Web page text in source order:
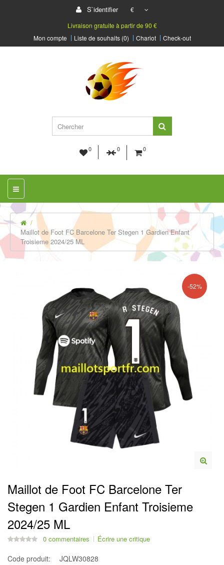
S`identifier
€
Livraison gratuite à partir de 90 €
Mon compte
Liste de souhaits (0) Chariot Check-out
0 0 0
Maillot de Foot FC Barcelone Ter Stegen 1 Gardien Enfant
Troisieme 2024/25 ML
-52%
Maillot de Foot FC Barcelone Ter
Stegen 1 Gardien Enfant Troisieme
2024/25 ML
0 commentaires Écrire une critique
Code produit:
JQLW30828